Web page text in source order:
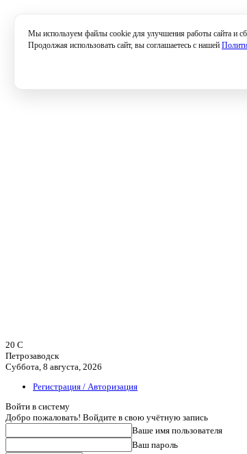
20 C
Петрозаводск
Суббота, 8 августа, 2026
Регистрация / Авторизация
Войти в систему
Добро пожаловать! Войдите в свою учётную запись
Ваше имя пользователя
Ваш пароль
Мы используем файлы cookie для улучшения работы сайта и
Продолжая использовать сайт, вы соглашаетесь с нашей